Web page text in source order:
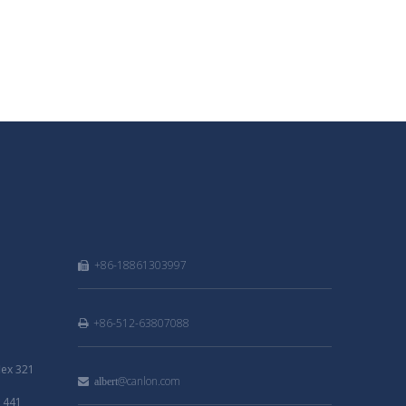
321
 +86-18861303997
+86-512-63807088
 albert@canlon.com